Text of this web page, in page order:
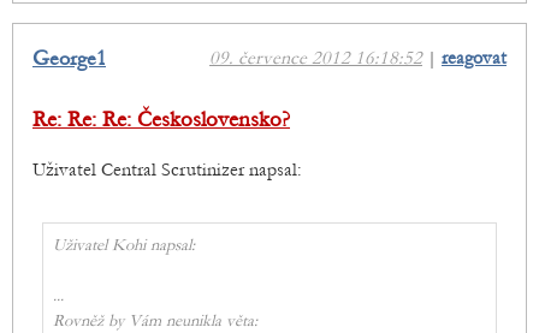
09. července 2012 16:18:52| reagovat
George1
Re: Re: Re: Československo?
Uživatel Central Scrutinizer napsal:
Uživatel Kohi napsal:
...
Rovněž by Vám neunikla věta: